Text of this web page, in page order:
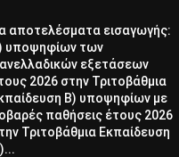
αποτελέσματα εισαγωγής:
υποψηφίων των
εξετάσεων
2026 στην Τριτοβάθμια
Β) υποψηφίων με
παθήσεις έτους 2026
Τριτοβάθμια Εκπαίδευση